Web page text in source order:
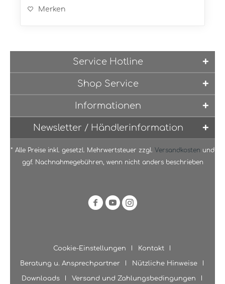
Merken
Service Hotline
Shop Service
Informationen
Newsletter / Händlerinformation
* Alle Preise inkl. gesetzl. Mehrwertsteuer zzgl. Versandkosten und
ggf. Nachnahmegebühren, wenn nicht anders beschrieben
Cookie-Einstellungen Kontakt
Beratung u. Ansprechpartner Nützliche Hinweise
Downloads Versand und Zahlungsbedingungen